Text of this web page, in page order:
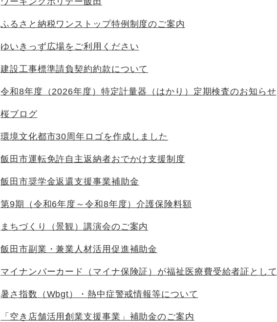
ふるさと納税ワンストップ特例制度のご案内
ゆいきっず広場をご利用ください
建設工事標準請負契約約款について
令和8年度（2026年度）特定計量器（はかり）定期検査のお知らせ
桜ブログ
環境文化都市30周年ロゴを作成しました
飯田市運転免許自主返納者おでかけ支援制度
飯田市奨学金返還支援事業補助金
第9期（令和6年度～令和8年度）介護保険料額
まちづくり（景観）講演会のご案内
飯田市副業・兼業人材活用促進補助金
マイナンバーカード（マイナ保険証）が福祉医療費受給者証とし
暑さ指数（Wbgt）・熱中症警戒情報等について
「空き店舗活用創業支援事業」補助金のご案内